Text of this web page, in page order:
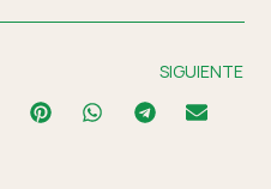
SIGUIENTE